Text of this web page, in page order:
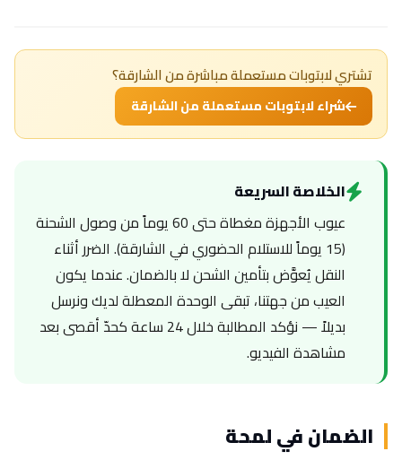
تشتري لابتوبات مستعملة مباشرة من الشارقة؟
شراء لابتوبات مستعملة من الشارقة
الخلاصة السريعة
عيوب الأجهزة مغطاة حتى 60 يوماً من وصول الشحنة
(15 يوماً للاستلام الحضوري في الشارقة). الضرر أثناء
النقل يُعوَّض بتأمين الشحن لا بالضمان. عندما يكون
العيب من جهتنا، تبقى الوحدة المعطلة لديك ونرسل
بديلاً — نؤكد المطالبة خلال 24 ساعة كحدّ أقصى بعد
مشاهدة الفيديو.
الضمان في لمحة